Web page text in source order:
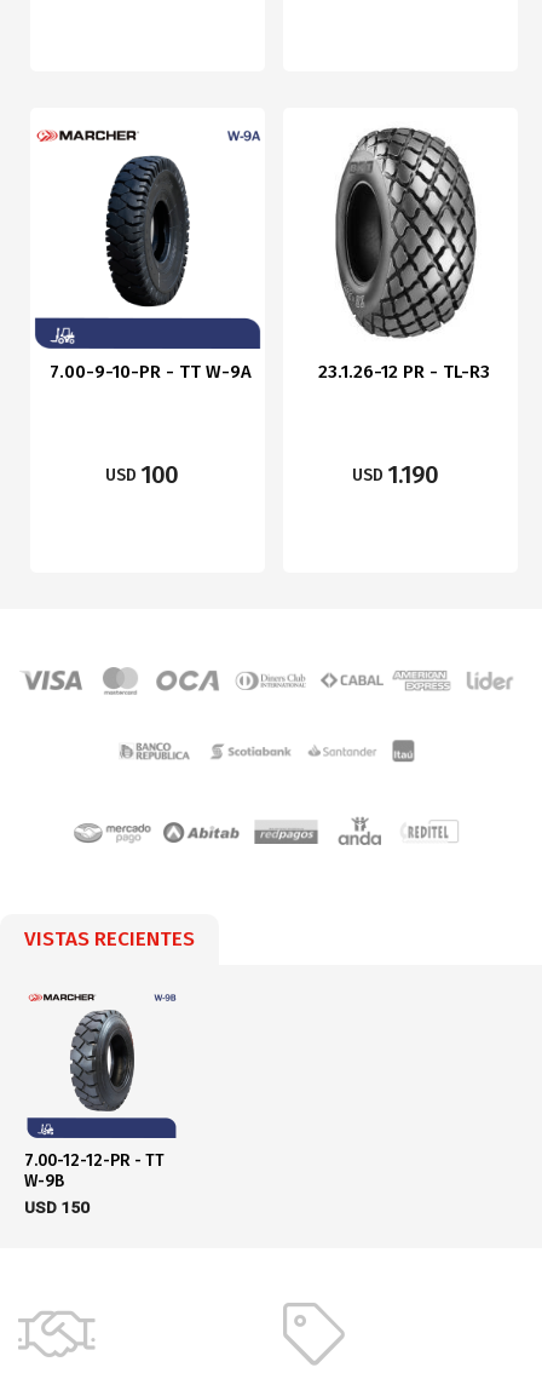
7.00-9-10-PR - TT W-9A
USD 100
23.1.26-12 PR - TL-R3
USD 1.190
VISTAS RECIENTES
7.00-12-12-PR - TT
W-9B
USD 150